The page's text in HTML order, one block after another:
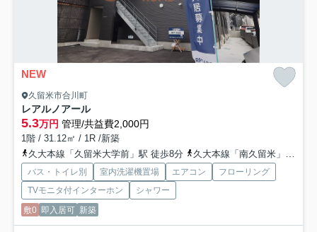
NEW
久留米市合川町
レアルノアール
5.3万円 管理/共益費2,000円
1階 / 31.12㎡ / 1R /新築
久大本線「久留米大学前」駅 徒歩8分
久大本線「南久留米」駅 徒歩24分
バス・トイレ別 室内洗濯機置場 エアコン
フローリング
TVモニタ付インターホン
シャワー
敷0 即入居可 新築